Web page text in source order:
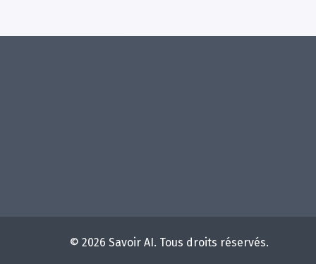
© 2026 Savoir AI. Tous droits réservés.